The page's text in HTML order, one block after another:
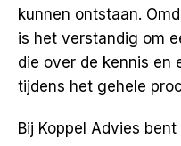
kunnen ontstaan.
is het verstandig om
die over de kennis en
tijdens het gehele
Bij Koppel Advies